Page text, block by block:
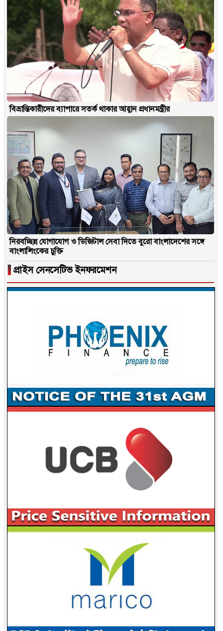
বিভ্রান্তিকারীদের ব্যাপারে সতর্ক থাকার আহ্বান প্রধানমন্ত্রীর
নিরবচ্ছিন্ন যোগাযোগ ও ডিজিটাল সেবা দিতে বুরো বাংলাদেশের সঙ্গে
বাংলালিংকের চুক্তি
▐ প্রাইস সেনসেটিভ ইনফরমেশন